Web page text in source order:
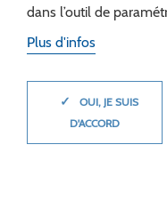
RELAIS
2024
dans l’outil de
Plus d'infos
✓
OUI, JE SUIS
D'ACCORD
MASQUER